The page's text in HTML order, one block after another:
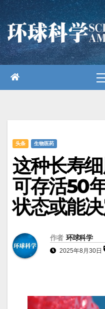
跳
至
内
容
头条 生物医药
这种长寿
可存活50
状态或能
作者 环球科学
2025年8月30日